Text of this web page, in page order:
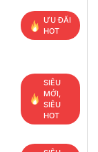
ƯU ĐÃI
HOT
SIÊU
MỚI,
SIÊU
HOT